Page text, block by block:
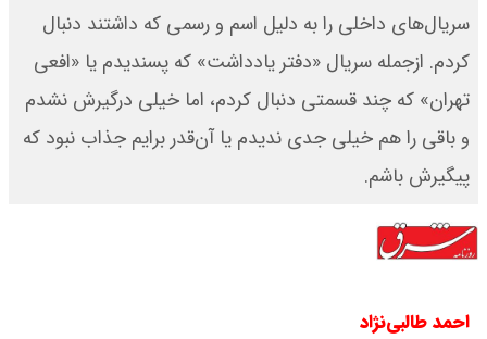
سریال‌های داخلی را به دلیل اسم و رسمی که داشتند دنبال
کردم. از‌جمله سریال «دفتر یادداشت» که پسندیدم‌ یا «افعی
تهران» که چند قسمتی دنبال کردم، اما خیلی درگیرش نشدم
و باقی را هم خیلی جدی ندیدم یا آن‌قدر برایم جذاب نبود که
پیگیرش باشم.
احمد طالبی‌نژاد